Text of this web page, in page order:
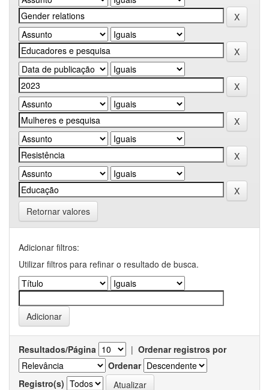
Retornar valores
Adicionar filtros:
Utilizar filtros para refinar o resultado de busca.
Resultados/Página | Ordenar registros por
Ordenar
Registro(s)